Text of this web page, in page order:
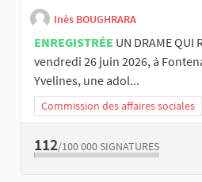
Inès BOUGHRARA
ENREGISTRÉE UN DRAME QUI
vendredi 26 juin 2026, à
Yvelines, une adol...
Commission des affaires sociales
112/100 000 SIGNATURES